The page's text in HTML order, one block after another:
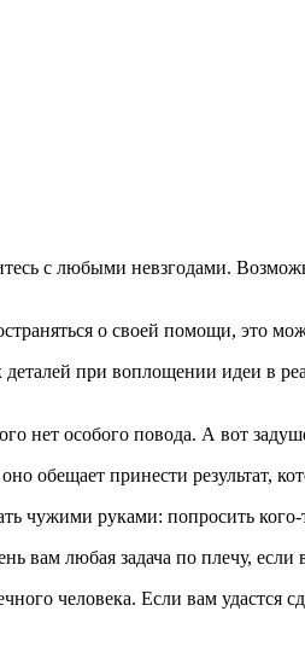
с любыми невзгодами.
о своей помощи, это
при воплощении идеи в
нет особого повода. А вот
обещает принести результат,
чужими руками: попросить кого-
вам любая задача по плечу,
человека. Если вам удастся